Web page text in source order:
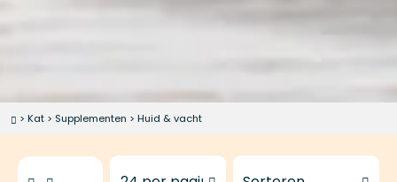
> Kat > Supplementen > Huid & vacht
Te tonen productenSorteer producten op